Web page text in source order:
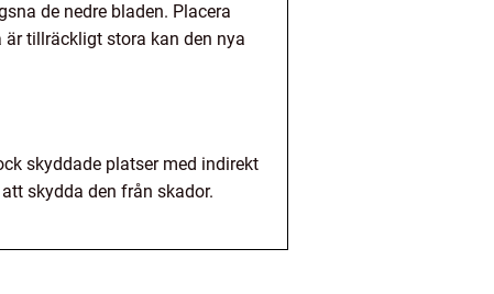
de nedre bladen. Placera
tillräckligt stora kan den nya
skyddade platser med indirekt
skydda den från skador.